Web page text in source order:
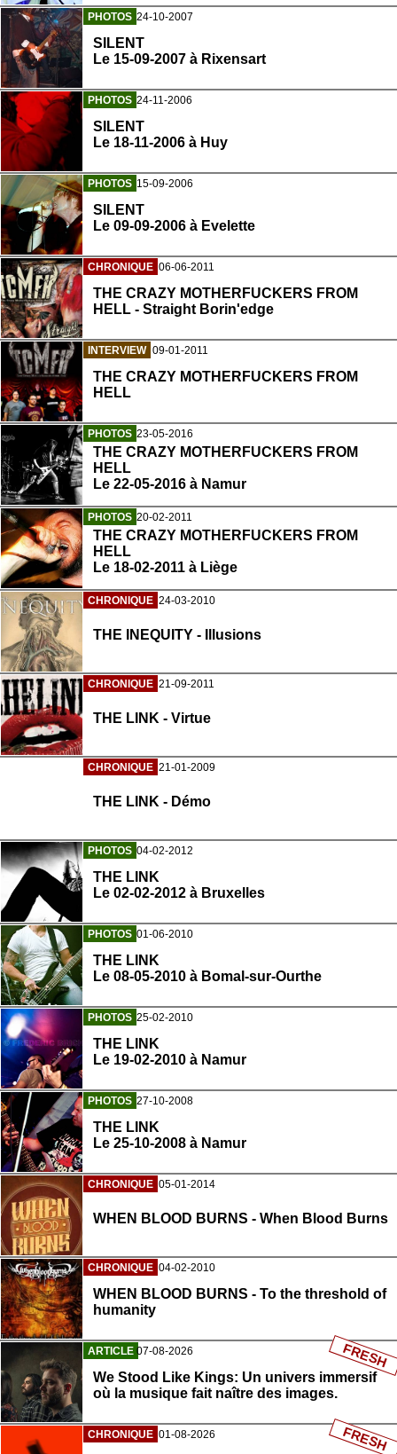
PHOTOS 24-10-2007
SILENT
Le 15-09-2007 à Rixensart
PHOTOS 24-11-2006
SILENT
Le 18-11-2006 à Huy
PHOTOS 15-09-2006
SILENT
Le 09-09-2006 à Evelette
CHRONIQUE 06-06-2011
THE CRAZY MOTHERFUCKERS FROM
HELL - Straight Borin'edge
INTERVIEW 09-01-2011
THE CRAZY MOTHERFUCKERS FROM
HELL
PHOTOS 23-05-2016
THE CRAZY MOTHERFUCKERS FROM
HELL
Le 22-05-2016 à Namur
PHOTOS 20-02-2011
THE CRAZY MOTHERFUCKERS FROM
HELL
Le 18-02-2011 à Liège
CHRONIQUE 24-03-2010
THE INEQUITY - Illusions
CHRONIQUE 21-09-2011
THE LINK - Virtue
CHRONIQUE 21-01-2009
THE LINK - Démo
PHOTOS 04-02-2012
THE LINK
Le 02-02-2012 à Bruxelles
PHOTOS 01-06-2010
THE LINK
Le 08-05-2010 à Bomal-sur-Ourthe
PHOTOS 25-02-2010
THE LINK
Le 19-02-2010 à Namur
PHOTOS 27-10-2008
THE LINK
Le 25-10-2008 à Namur
CHRONIQUE 05-01-2014
WHEN BLOOD BURNS - When Blood Burns
CHRONIQUE 04-02-2010
WHEN BLOOD BURNS - To the threshold of
humanity
ARTICLE 07-08-2026
We Stood Like Kings: Un univers immersif
où la musique fait naître des images.
FRESH
CHRONIQUE 01-08-2026 FRESH